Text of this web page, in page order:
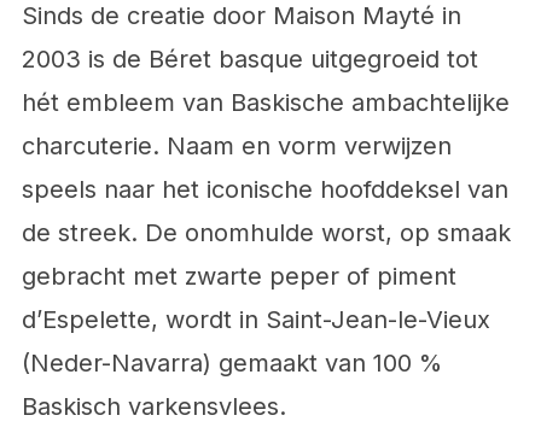
Sinds de creatie door Maison Mayté in
2003 is de Béret basque uitgegroeid tot
hét embleem van Baskische ambachtelijke
charcuterie. Naam en vorm verwijzen
speels naar het iconische hoofddeksel van
de streek. De onomhulde worst, op smaak
gebracht met zwarte peper of piment
d’Espelette, wordt in Saint-Jean-le-Vieux
(Neder-Navarra) gemaakt van 100 %
Baskisch varkensvlees.